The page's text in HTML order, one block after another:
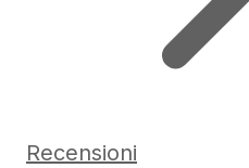
Recensioni